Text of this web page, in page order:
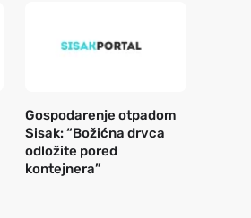
Gospodarenje otpadom
Sisak: “Božićna drvca
odložite pored
kontejnera”